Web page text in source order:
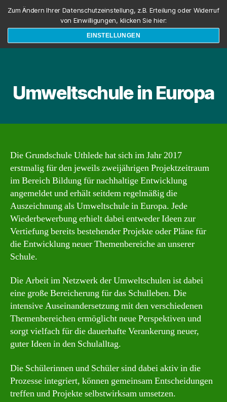
Suchen Menü
Umweltschule in Europa
Die Grundschule Uthlede hat sich im Jahr 2017
erstmalig für den jeweils zweijährigen Projektzeitraum
im Bereich Bildung für nachhaltige Entwicklung
angemeldet und erhält seitdem regelmäßig die
Auszeichnung als Umweltschule in Europa. Jede
Wiederbewerbung erhielt dabei entweder Ideen zur
Vertiefung bereits bestehender Projekte oder Pläne für
die Entwicklung neuer Themenbereiche an unserer
Schule.
Die Arbeit im Netzwerk der Umweltschulen ist dabei
eine große Bereicherung für das Schulleben. Die
intensive Auseinandersetzung mit den verschiedenen
Themenbereichen ermöglicht neue Perspektiven und
sorgt vielfach für die dauerhafte Verankerung neuer,
guter Ideen in den Schulalltag.
Die Schülerinnen und Schüler sind dabei aktiv in die
Prozesse integriert, können gemeinsam Entscheidungen
treffen und Projekte selbstwirksam umsetzen.
Zum Ändern Ihrer Datenschutzeinstellung, z.B. Erteilung oder Widerruf
von Einwilligungen, klicken Sie hier:
EINSTELLUNGEN